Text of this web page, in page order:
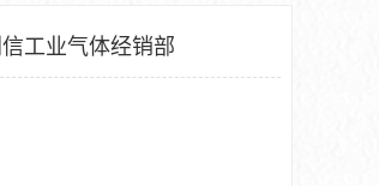
工业气体经销部